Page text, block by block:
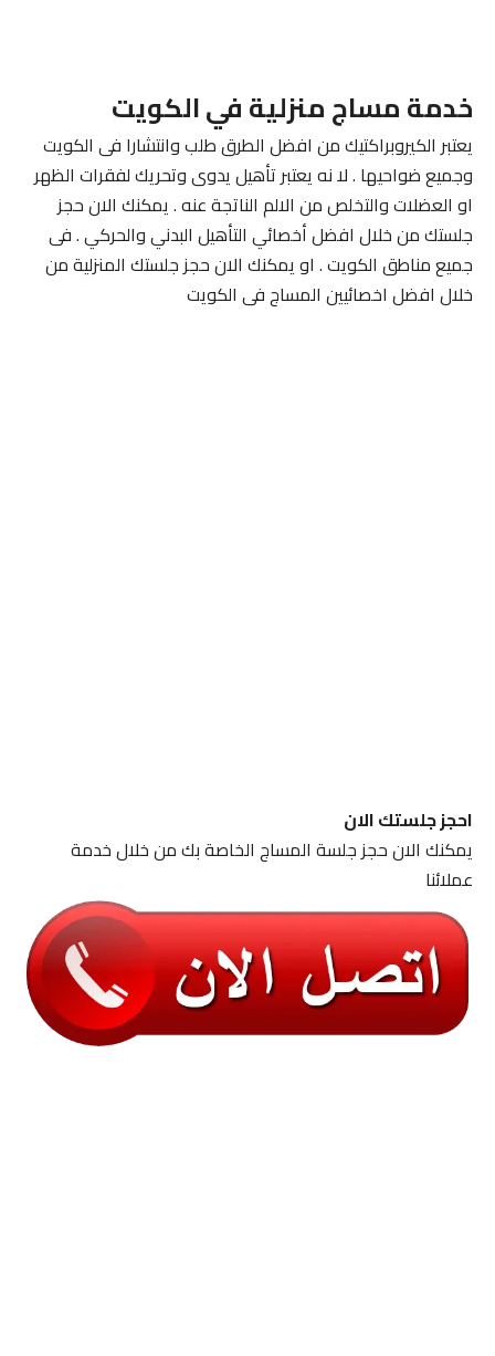
خدمة مساج منزلية في الكويت
يعتبر الكيروبراكتيك من افضل الطرق طلب وانتشارا فى الكويت
وجميع ضواحيها . لا نه يعتبر تأهيل يدوى وتحريك لفقرات الظهر
او العضلات والتخلص من الالم الناتجة عنه . يمكنك الان حجز
جلستك من خلال افضل أخصائي التأهيل البدني والحركي . فى
جميع مناطق الكويت . او يمكنك الان حجز جلستك المنزلية من
خلال افضل اخصائيين المساج فى الكويت
احجز جلستك الان
يمكنك الان حجز جلسة المساج الخاصة بك من خلال خدمة
عملائنا